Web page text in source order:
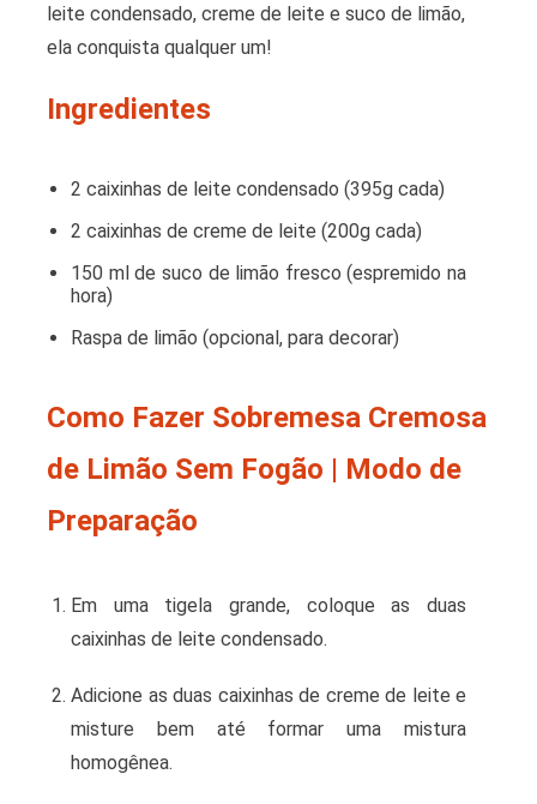
leite condensado, creme de leite e suco de limão,
ela conquista qualquer um!
Ingredientes
2 caixinhas de leite condensado (395g cada)
2 caixinhas de creme de leite (200g cada)
150 ml de suco de limão fresco (espremido na
hora)
Raspa de limão (opcional, para decorar)
Como Fazer Sobremesa Cremosa
de Limão Sem Fogão | Modo de
Preparação
Em uma tigela grande, coloque as duas
caixinhas de leite condensado.
Adicione as duas caixinhas de creme de leite e
misture bem até formar uma mistura
homogênea.